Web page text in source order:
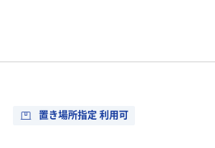
置き場所指定 利用可